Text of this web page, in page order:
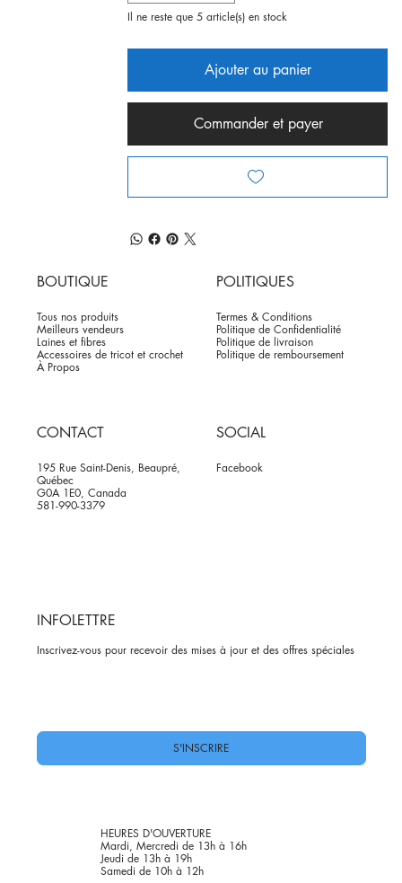
Il ne reste que 5 article(s) en stock
Ajouter au panier
Commander et payer
BOUTIQUE
Tous nos produits
Meilleurs vendeurs
Laines et fibres
Accessoires de tricot et crochet
À Propos
POLITIQUES
Termes & Conditions
Politique de Confidentialité
Politique de livraison
Politique de remboursement
CONTACT
195 Rue Saint-Denis, Beaupré,
Québec
G0A 1E0, Canada
581-990-3379
SOCIAL
Facebook
INFOLETTRE
Inscrivez-vous pour recevoir des mises à jour et des offres spéciales
S'INSCRIRE
HEURES D'OUVERTURE
Mardi, Mercredi de 13h à 16h
Jeudi de 13h à 19h
Samedi de 10h à 12h